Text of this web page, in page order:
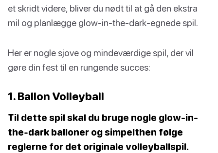
et skridt videre, bliver du nødt til at gå den ekstra
mil og planlægge glow-in-the-dark-egnede spil.
Her er nogle sjove og mindeværdige spil, der vil
gøre din fest til en rungende succes:
1. Ballon Volleyball
Til dette spil skal du bruge nogle glow-in-
the-dark balloner og simpelthen følge
reglerne for det originale volleyballspil.